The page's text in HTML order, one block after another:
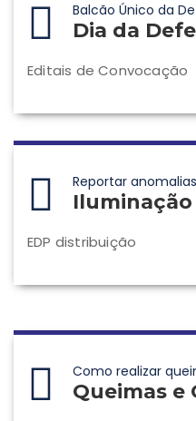
Balcão Único da
Dia da
Editais de Convocação
Reportar
EDP distribuição
Como realizar
Queimas e